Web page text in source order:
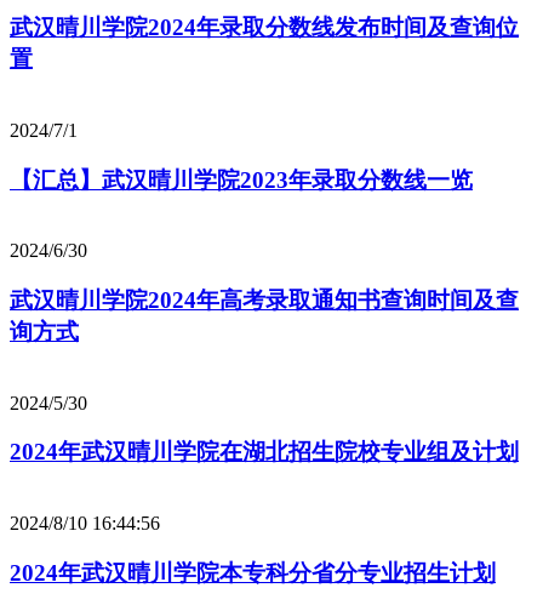
武汉晴川学院2024年录取分数线发布时间及查询位
置
2024/7/1
【汇总】武汉晴川学院2023年录取分数线一览
2024/6/30
武汉晴川学院2024年高考录取通知书查询时间及查
询方式
2024/5/30
2024年武汉晴川学院在湖北招生院校专业组及计划
2024/8/10 16:44:56
2024年武汉晴川学院本专科分省分专业招生计划